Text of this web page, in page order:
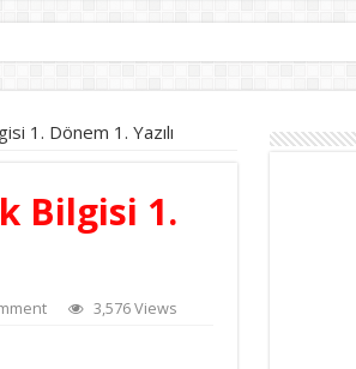
1. Dönem 1. Yazılı
Bilgisi 1.
3,576 Views